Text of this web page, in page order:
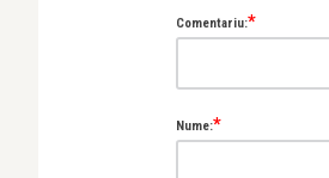
Comentariu:*
Nume:*